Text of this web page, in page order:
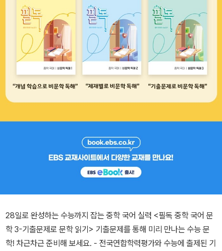
28일로 완성하는 수능까지 잡는 중학 국어 실력 <필독 중학 국어 문
학 3-기출문제로 문학 읽기> 기출문제를 통해 미리 만나는 수능 문
학! 차근차근 준비해 보세요. - 전국연합학력평가와 수능에 출제된 기